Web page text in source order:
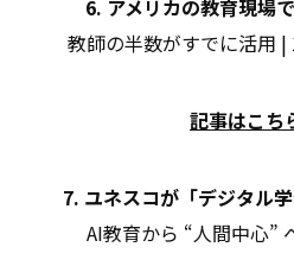
6. アメリカの教育現場
教師の半数がすでに活用 |
記事はこち
7. ユネスコが「デジタル
AI教育から “人間中心”